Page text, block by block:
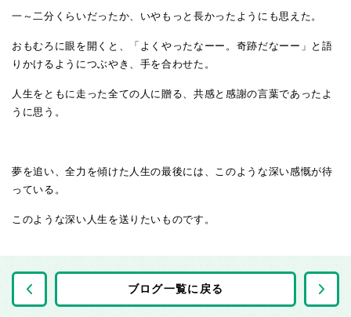
一～二分くらいだったか、いやもっと長かったようにも思えた。
おもむろに眼を開くと、「よくやったなーー。奇跡だなーー」と語
りかけるようにつぶやき、手を合わせた。
人生をともに走った全ての人に贈る、共感と感謝の言葉であったよ
うに思う。
夢を追い、全力を傾けた人生の最後には、このような深い感慨が待
っている。
このような深い人生を送りたいものです。
ブログ一覧に戻る